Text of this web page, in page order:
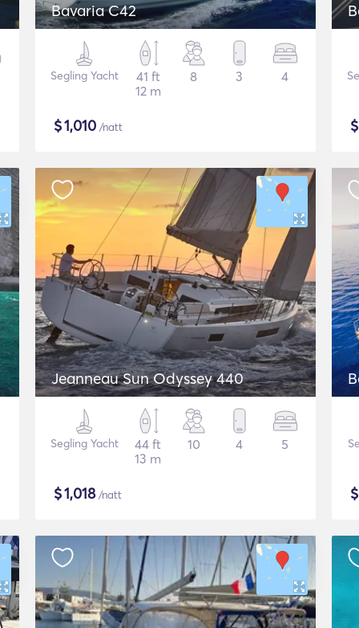
Bavaria C42
Segling Yacht
41 ft
12 m
8 3 4
$1,010 /natt
Jeanneau Sun Odyssey 440
Segling Yacht
44 ft
13 m
10 4 5
$1,018/natt